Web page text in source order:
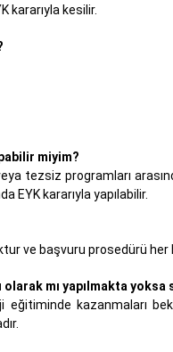
kararıyla kesilir.
miyim?
tezsiz programları
EYK kararıyla yapılabilir.
ve başvuru prosedürü her
mı yapılmakta yoksa
eğitiminde